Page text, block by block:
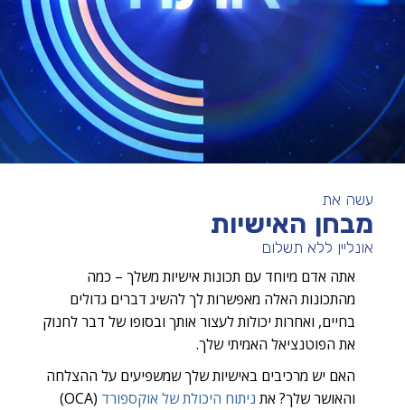
עשה את
מבחן האישיות
אונליין ללא תשלום
אתה אדם מיוחד עם תכונות אישיות משלך – כמה
מהתכונות האלה מאפשרות לך להשיג דברים גדולים
בחיים, ואחרות יכולות לעצור אותך ובסופו של דבר לחנוק
את הפוטנציאל האמיתי שלך.
האם יש מרכיבים באישיות שלך שמשפיעים על ההצלחה
והאושר שלך? את ניתוח היכולת של אוקספורד
(OCA)